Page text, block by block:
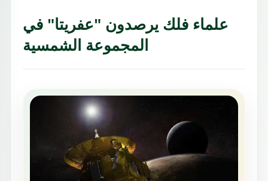
علماء فلك يرصدون "عفريتا" في
المجموعة الشمسية